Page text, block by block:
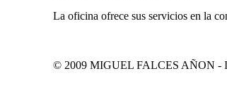
La oficina ofrece sus servicios en la
© 2009 MIGUEL FALCES AÑON -